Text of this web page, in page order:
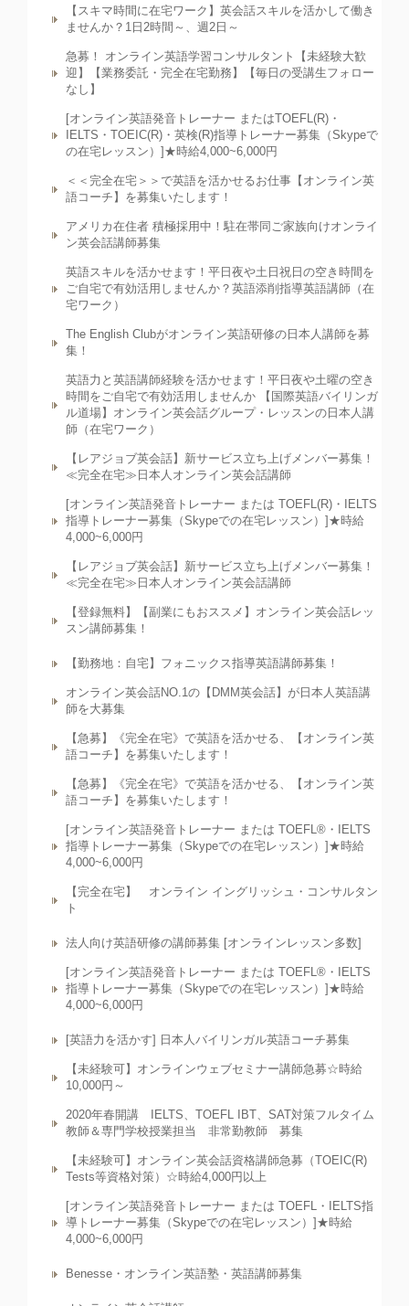
【スキマ時間に在宅ワーク】英会話スキルを活かして働き
ませんか？1日2時間～、週2日～
急募！ オンライン英語学習コンサルタント【未経験大歓
迎】【業務委託・完全在宅勤務】【毎日の受講生フォロー
なし】
[オンライン英語発音トレーナー またはTOEFL(R)・
IELTS・TOEIC(R)・英検(R)指導トレーナー募集（Skypeで
の在宅レッスン）]★時給4,000~6,000円
＜＜完全在宅＞＞で英語を活かせるお仕事【オンライン英
語コーチ】を募集いたします！
アメリカ在住者 積極採用中！駐在帯同ご家族向けオンライ
ン英会話講師募集
英語スキルを活かせます！平日夜や土日祝日の空き時間を
ご自宅で有効活用しませんか？英語添削指導英語講師（在
宅ワーク）
The English Clubがオンライン英語研修の日本人講師を募
集！
英語力と英語講師経験を活かせます！平日夜や土曜の空き
時間をご自宅で有効活用しませんか 【国際英語バイリンガ
ル道場】オンライン英会話グループ・レッスンの日本人講
師（在宅ワーク）
【レアジョブ英会話】新サービス立ち上げメンバー募集！
≪完全在宅≫日本人オンライン英会話講師
[オンライン英語発音トレーナー または TOEFL(R)・IELTS
指導トレーナー募集（Skypeでの在宅レッスン）]★時給
4,000~6,000円
【レアジョブ英会話】新サービス立ち上げメンバー募集！
≪完全在宅≫日本人オンライン英会話講師
【登録無料】【副業にもおススメ】オンライン英会話レッ
スン講師募集！
【勤務地：自宅】フォニックス指導英語講師募集！
オンライン英会話NO.1の【DMM英会話】が日本人英語講
師を大募集
【急募】《完全在宅》で英語を活かせる、【オンライン英
語コーチ】を募集いたします！
【急募】《完全在宅》で英語を活かせる、【オンライン英
語コーチ】を募集いたします！
[オンライン英語発音トレーナー または TOEFL®・IELTS
指導トレーナー募集（Skypeでの在宅レッスン）]★時給
4,000~6,000円
【完全在宅】 オンライン イングリッシュ・コンサルタン
ト
法人向け英語研修の講師募集 [オンラインレッスン多数]
[オンライン英語発音トレーナー または TOEFL®・IELTS
指導トレーナー募集（Skypeでの在宅レッスン）]★時給
4,000~6,000円
[英語力を活かす] 日本人バイリンガル英語コーチ募集
【未経験可】オンラインウェブセミナー講師急募☆時給
10,000円～
2020年春開講 IELTS、TOEFL IBT、SAT対策フルタイム
教師＆専門学校授業担当 非常勤教師 募集
【未経験可】オンライン英会話資格講師急募（TOEIC(R)
Tests等資格対策）☆時給4,000円以上
[オンライン英語発音トレーナー または TOEFL・IELTS指
導トレーナー募集（Skypeでの在宅レッスン）]★時給
4,000~6,000円
Benesse・オンライン英語塾・英語講師募集